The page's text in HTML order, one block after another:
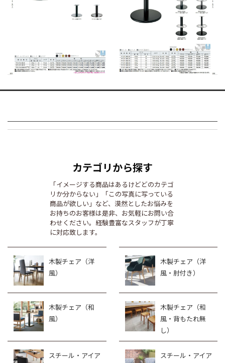
カテゴリから探す
「イメージする商品はあるけどどのカテゴ
リか分からない」「この写真に写っている
商品が欲しい」など、漠然としたお悩みを
お持ちのお客様は是非、お気軽にお問い合
わせください。経験豊富なスタッフが丁寧
に対応致します。
木製チェア（洋
風）
木製チェア（洋
風・肘付き）
木製チェア（和
風）
木製チェア（和
風・背もたれ無
し）
スチール・アイア
スチール・アイア